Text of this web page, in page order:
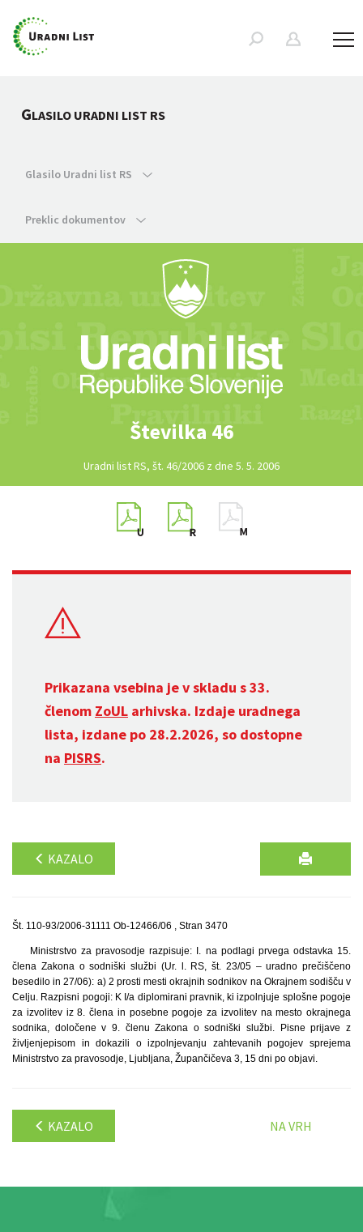
GLASILO URADNI LIST RS
Glasilo Uradni list RS
Preklic dokumentov
Številka 46
Uradni list RS, št. 46/2006 z dne 5. 5. 2006
Prikazana vsebina je v skladu s 33.
členom ZoUL arhivska. Izdaje uradnega
lista, izdane po 28.2.2026, so dostopne
na PISRS.
KAZALO
Št. 110-93/2006-31111 Ob-12466/06 , Stran 3470
Ministrstvo za pravosodje razpisuje: I. na podlagi prvega odstavka 15.
člena Zakona o sodniški službi (Ur. l. RS, št. 23/05 – uradno prečiščeno
besedilo in 27/06): a) 2 prosti mesti okrajnih sodnikov na Okrajnem sodišču v
Celju. Razpisni pogoji: K I/a diplomirani pravnik, ki izpolnjuje splošne pogoje
za izvolitev iz 8. člena in posebne pogoje za izvolitev na mesto okrajnega
sodnika, določene v 9. členu Zakona o sodniški službi. Pisne prijave z
življenjepisom in dokazili o izpolnjevanju zahtevanih pogojev sprejema
Ministrstvo za pravosodje, Ljubljana, Župančičeva 3, 15 dni po objavi.
KAZALO NA VRH